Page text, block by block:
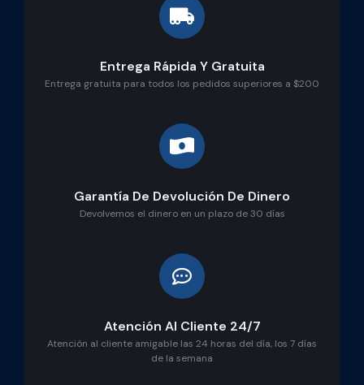
Entrega Rápida Y Gratuita
Entrega gratuita para todos los pedidos superiores a $200
Garantía De Devolución De Dinero
Devolvemos el dinero en un plazo de 30 días
Atención Al Cliente 24/7
Atención al cliente amigable las 24 horas del día, los 7 días
de la semana